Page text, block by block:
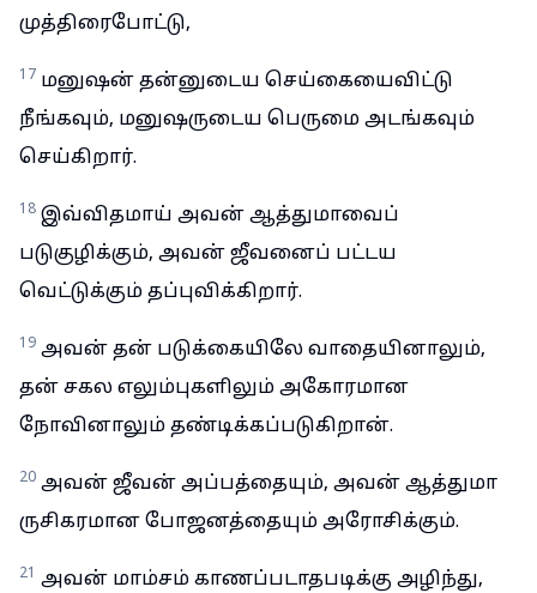
முத்திரைபோட்டு,
17 மனுஷன் தன்னுடைய செய்கையைவிட்டு
நீங்கவும், மனுஷருடைய பெருமை அடங்கவும்
செய்கிறார்.
18 இவ்விதமாய் அவன் ஆத்துமாவைப்
படுகுழிக்கும், அவன் ஜீவனைப் பட்டய
வெட்டுக்கும் தப்புவிக்கிறார்.
19 அவன் தன் படுக்கையிலே வாதையினாலும்,
தன் சகல எலும்புகளிலும் அகோரமான
நோவினாலும் தண்டிக்கப்படுகிறான்.
20 அவன் ஜீவன் அப்பத்தையும், அவன் ஆத்துமா
ருசிகரமான போஜனத்தையும் அரோசிக்கும்.
21 அவன் மாம்சம் காணப்படாதபடிக்கு அழிந்து,